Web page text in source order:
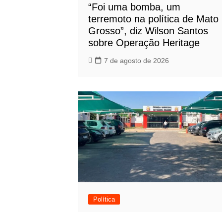
“Foi uma bomba, um
terremoto na política de Mato
Grosso”, diz Wilson Santos
sobre Operação Heritage
7 de agosto de 2026
Política